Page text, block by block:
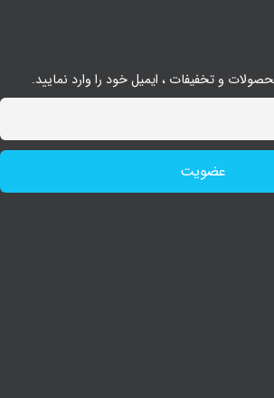
و تخفیفات ، ایمیل خود را وارد نمایید.